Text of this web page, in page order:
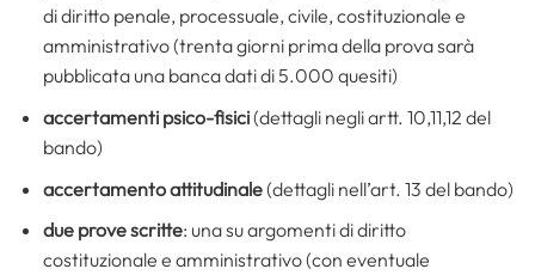
di diritto penale, processuale, civile, costituzionale e
amministrativo (trenta giorni prima della prova sarà
pubblicata una banca dati di 5.000 quesiti)
accertamenti psico-fisici(dettagli negli artt. 10,11,12 del
bando)
accertamento attitudinale(dettagli nell’art. 13 del bando)
due prove scritte: una su argomenti di diritto
costituzionale e amministrativo (con eventuale